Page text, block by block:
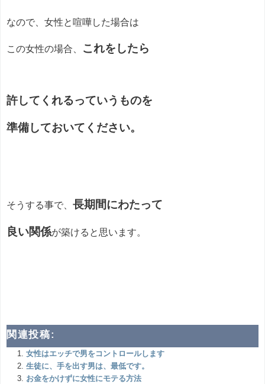
なので、女性と喧嘩した場合は
この女性の場合、 これをしたら
許してくれるっていうものを
準備しておいてください。
そうする事で、 長期間にわたって
良い関係が築けると思います。
関連投稿:
女性はエッチで男をコントロールします
生徒に、手を出す男は、最低です。
お金をかけずに女性にモテる方法